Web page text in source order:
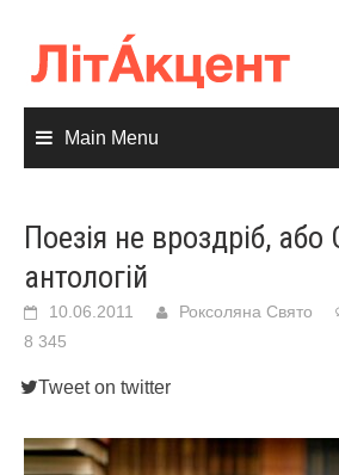
content
Main Menu
Поезія не вроздріб, або
антологій
10.06.2011 Роксоляна Свято
8 345
Tweet on twitter